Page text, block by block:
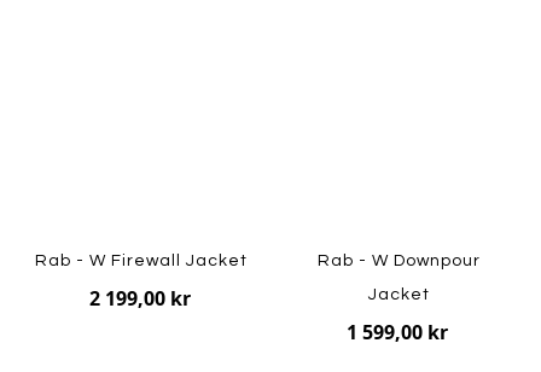
Rab - W Firewall Jacket
2 199,00 kr
Rab - W Downpour
Jacket
1 599,00 kr